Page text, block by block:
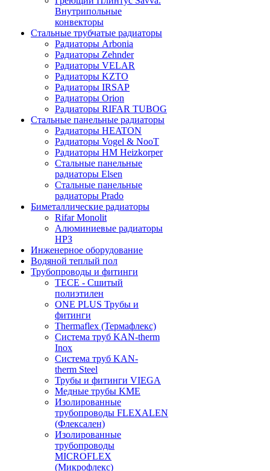
Внутрипольные
конвекторы
Стальные трубчатые радиаторы
Радиаторы Arbonia
Радиаторы Zehnder
Радиаторы VELAR
Радиаторы KZTO
Радиаторы IRSAP
Радиаторы Orion
Радиаторы RIFAR TUBOG
Стальные панельные радиаторы
Радиаторы HEATON
Радиаторы Vogel & NooT
Радиаторы HM Heizkorper
Стальные панельные
радиаторы Elsen
Стальные панельные
радиаторы Prado
Биметаллические радиаторы
Rifar Monolit
Алюминиевые радиаторы
НРЗ
Инженерное оборудование
Водяной теплый пол
Трубопроводы и фитинги
ТЕСЕ - Сшитый
полиэтилен
ONE PLUS Трубы и
фитинги
Thermaflex (Термафлекс)
Система труб KAN-therm
Inox
Система труб KAN-
therm Steel
Трубы и фитинги VIEGA
Медные трубы KME
Изолированные
трубопроводы FLEXALEN
(Флексален)
Изолированные
трубопроводы
MICROFLEX
(Микрофлекс)